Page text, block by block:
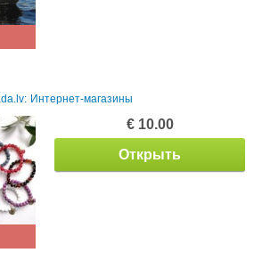
Интернет-магазины
€ 10.00
Открыть